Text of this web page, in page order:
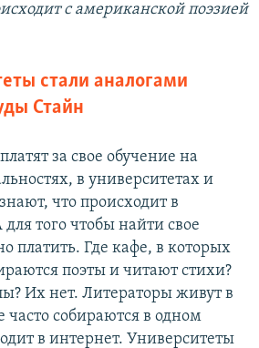
с американской поэзией
стали аналогами
Стайн
за свое обучение на
в университетах и
что происходит в
того чтобы найти свое
платить. Где кафе, в которых
поэты и читают стихи?
Их нет. Литераторы живут в
часто собираются в одном
в интернет. Университеты